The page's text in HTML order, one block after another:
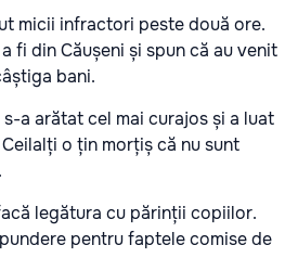
micii infractori peste două ore.
fi din Căușeni și spun că au venit
bani.
a arătat cel mai curajos și a luat
o țin morțiș că nu sunt
legătura cu părinții copiilor.
pentru faptele comise de